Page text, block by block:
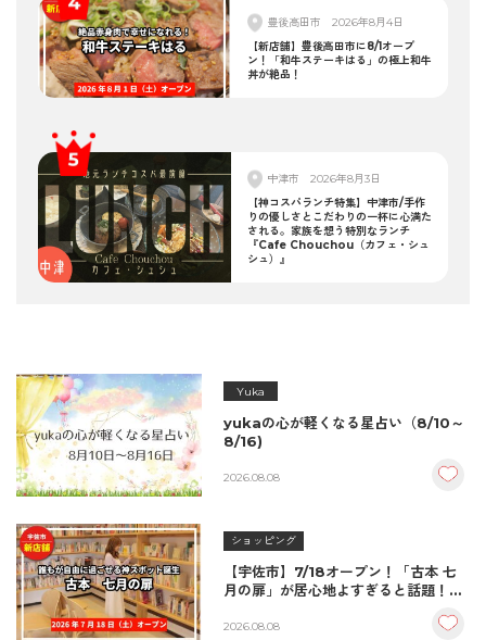
豊後高田市
2026年8月4日
【新店舗】豊後高田市に8/1オープ
ン！「和牛ステーキはる」の極上和牛
丼が絶品！
中津市
2026年8月3日
【神コスパランチ特集】中津市/手作
りの優しさとこだわりの一杯に心満た
される。家族を想う特別なランチ
『Cafe Chouchou（カフェ・シュ
シュ）』
Yuka
yukaの心が軽くなる星占い（8/10～
8/16)
2026.08.08
ショッピング
【宇佐市】7/18オープン！「古本 七
月の扉」が居心地よすぎると話題！絶
至福の読書空間
2026.08.08